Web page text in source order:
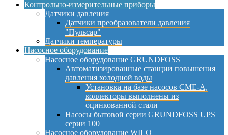
Контрольно-измерительные приборы
Датчики давления
Датчики преобразователи давления
"Пульсар"
Датчики температуры
Насосное оборудование
Насосное оборудование GRUNDFOSS
Автоматизированные станции повышения
давления холодной воды
Установка на базе насосов CME-A,
коллекторы выполнены из
оцинкованной стали
Насосы бытовой серии GRUNDFOSS UPS
серии 100
Насосное оборудование WILO